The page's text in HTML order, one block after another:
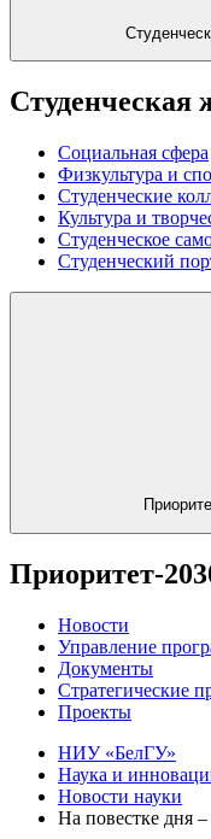
Студенческая
Социальная сфера
Физкультура и
Студенческие
Культура и
Студенческое
Студенческий
Приоритет-
Новости
Управление
Документы
Стратегические
Проекты
НИУ «БелГУ»
Наука и
Новости науки
На повестке дня